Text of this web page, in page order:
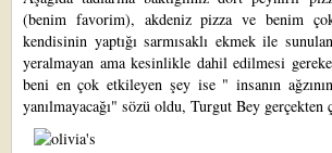
(benim favorim), akdeniz pizza ve benim
kendisinin yaptığı sarmısaklı ekmek ile
yeralmayan ama kesinlikle dahil edilmesi
beni en çok etkileyen şey ise " insanın
yanılmayacağı" sözü oldu, Turgut Bey